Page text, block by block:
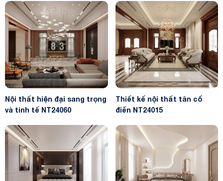
Nội thất hiện đại sang trọng
và tinh tế NT24060
Thiết kế nội thất tân cổ
điển NT24015